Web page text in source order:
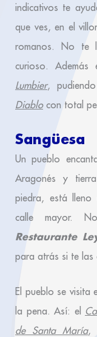
indicativos te
que ves, en el
romanos. No te
curioso.
Lumbier,
Diablocon total
Sangüesa
Un pueblo
Aragonés y
piedra, está lleno
calle mayor.
Restaurante
para atrás si te
El pueblo se visita
la pena. Así: el
de Santa María,